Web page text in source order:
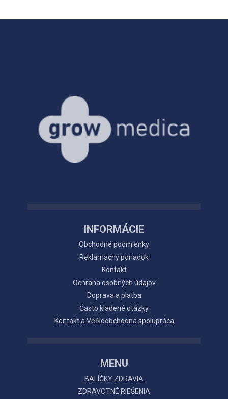
INFORMÁCIE
Obchodné podmienky
Reklamačný poriadok
Kontakt
Ochrana osobných údajov
Doprava a platba
Často kladené otázky
Kontakt a Veľkoobchodná spolupráca
MENU
BALÍČKY ZDRAVIA
ZDRAVOTNÉ RIEŠENIA